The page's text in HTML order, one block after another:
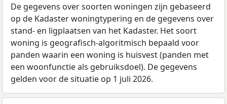
De gegevens over soorten woningen zijn gebaseerd
op de Kadaster woningtypering en de gegevens over
stand- en ligplaatsen van het Kadaster. Het soort
woning is geografisch-algoritmisch bepaald voor
panden waarin een woning is huisvest (panden met
een woonfunctie als gebruiksdoel). De gegevens
gelden voor de situatie op 1 juli 2026.